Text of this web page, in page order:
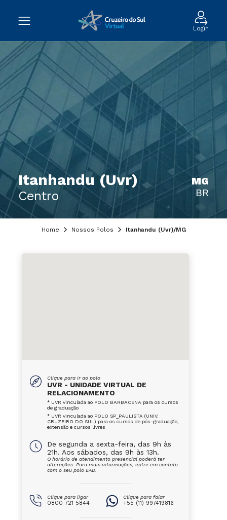
Login
Itanhandu (Uvr)
Centro
MG
BR
Home Nossos Polos Itanhandu (Uvr)/MG
Clique para ir ao polo
UVR - UNIDADE VIRTUAL DE
RELACIONAMENTO
* UVR vinculada ao POLO BARBACENA para os cursos
de graduação
* UVR vinculada ao POLO SP_PAULISTA (UNIV.
CRUZEIRO DO SUL) para os cursos de pós-graduação,
extensão e cursos livres
De segunda a sexta-feira, das 9h às
21h. Aos sábados, das 9h às 13h.
O horário de atendimento presencial poderá ter
alterações. Para mais informações, entre em contato
com o seu polo EAD.
Clique para ligar
0800 721 5844
Clique para falar
+55 (11) 997419816